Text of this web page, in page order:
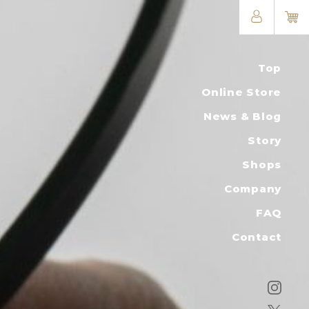
Top
Online Store
News & Blog
Story
Shops
Company
FAQ
Contact